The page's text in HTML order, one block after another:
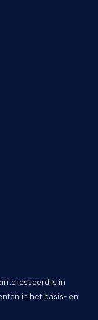
is in
in het basis- en